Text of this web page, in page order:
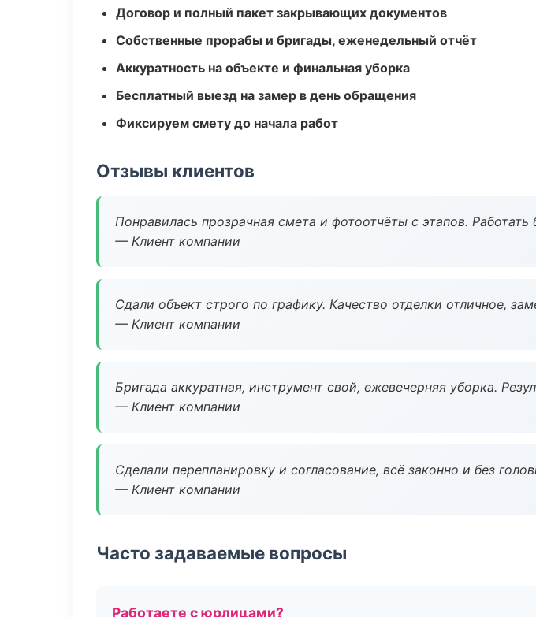
Договор и полный пакет закрывающих документов
Собственные прорабы и бригады, еженедельный отчёт
Аккуратность на объекте и финальная уборка
Бесплатный выезд на замер в день обращения
Фиксируем смету до начала работ
Отзывы клиентов
Понравилась прозрачная смета и фотоотчёты с этапов.
— Клиент компании
Сдали объект строго по графику. Качество отделки отличное,
— Клиент компании
Бригада аккуратная, инструмент свой, ежевечерняя уборка.
— Клиент компании
Сделали перепланировку и согласование, всё законно и без
— Клиент компании
Часто задаваемые вопросы
Работаете с юрлицами?